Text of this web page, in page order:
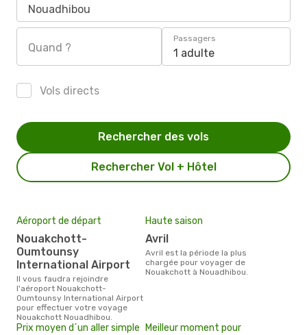
Nouadhibou
Quand ?
Passagers
1 adulte
Vols directs
Rechercher Vol + Hôtel
Rechercher des vols
Aéroport de départ
Nouakchott-
Oumtounsy
International Airport
Il vous faudra rejoindre
l'aéroport Nouakchott-
Oumtounsy International Airport
pour effectuer votre voyage
Nouakchott Nouadhibou.
Haute saison
avril
avril est la période la plus
chargée pour voyager de
Nouakchott à Nouadhibou.
Prix moyen d´un aller simple
Meilleur moment pour